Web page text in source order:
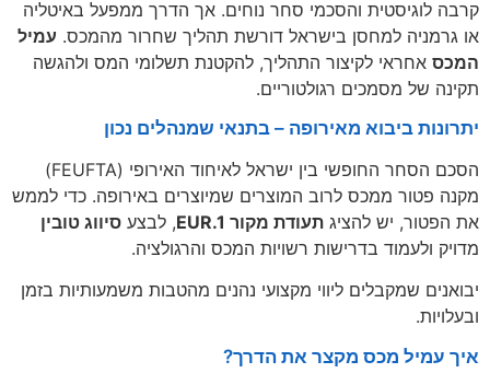
קרבה לוגיסטית והסכמי סחר נוחים. אך הדרך ממפעל באיטליה
או גרמניה למחסן בישראל דורשת תהליך שחרור מהמכס. עמיל
המכס אחראי לקיצור התהליך, להקטנת תשלומי המס ולהגשה
תקינה של מסמכים רגולטוריים.
יתרונות ביבוא מאירופה – בתנאי שמנהלים נכון
הסכם הסחר החופשי בין ישראל לאיחוד האירופי (FEUFTA)
מקנה פטור ממכס לרוב המוצרים שמיוצרים באירופה. כדי לממש
את הפטור, יש להציג תעודת מקור EUR.1 , לבצע סיווג טובין
מדויק ולעמוד בדרישות רשויות המכס והרגולציה.
יבואנים שמקבלים ליווי מקצועי נהנים מהטבות משמעותיות בזמן
ובעלויות.
איך עמיל מכס מקצר את הדרך?